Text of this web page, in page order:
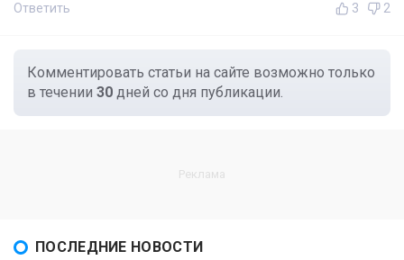
Ответить 3 2
Комментировать статьи на сайте возможно только
в течении 30 дней со дня публикации.
ПОСЛЕДНИЕ НОВОСТИ